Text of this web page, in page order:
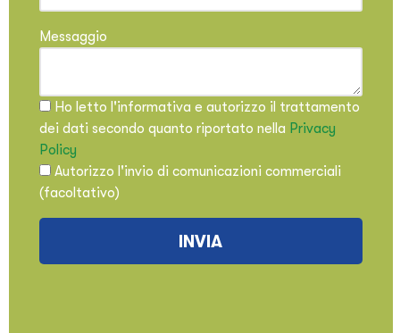
Messaggio
Ho letto l'informativa e autorizzo il trattamento
dei dati secondo quanto riportato nella Privacy
Policy
Autorizzo l'invio di comunicazioni commerciali
(facoltativo)